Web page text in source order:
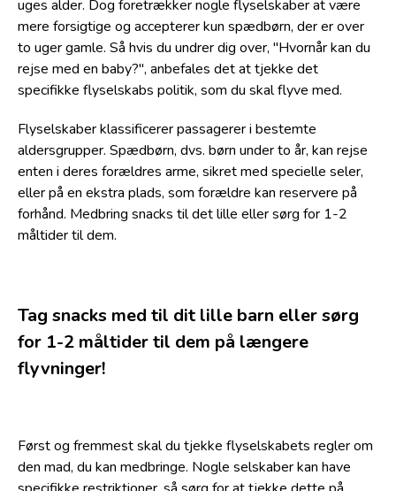
uges alder. Dog foretrækker nogle flyselskaber at være
mere forsigtige og accepterer kun spædbørn, der er over
to uger gamle. Så hvis du undrer dig over, "Hvornår kan du
rejse med en baby?", anbefales det at tjekke det
specifikke flyselskabs politik, som du skal flyve med.
Flyselskaber klassificerer passagerer i bestemte
aldersgrupper. Spædbørn, dvs. børn under to år, kan rejse
enten i deres forældres arme, sikret med specielle seler,
eller på en ekstra plads, som forældre kan reservere på
forhånd. Medbring snacks til det lille eller sørg for 1-2
måltider til dem.
Tag snacks med til dit lille barn eller sørg
for 1-2 måltider til dem på længere
flyvninger!
Først og fremmest skal du tjekke flyselskabets regler om
den mad, du kan medbringe. Nogle selskaber kan have